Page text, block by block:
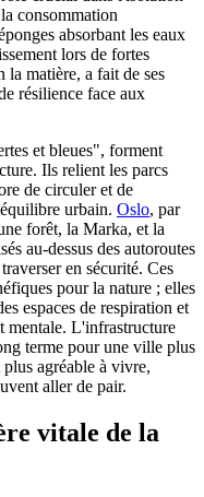
consommation
absorbant les eaux
lors de fortes
la matière, a fait de ses
résilience face aux
et bleues", forment
Ils relient les parcs
de circuler et de
urbain. Oslo, par
forêt, la Marka, et la
au-dessus des autoroutes
en sécurité. Ces
pour la nature ; elles
espaces de respiration et
mentale. L'infrastructure
terme pour une ville plus
agréable à vivre,
aller de pair.
vitale de la